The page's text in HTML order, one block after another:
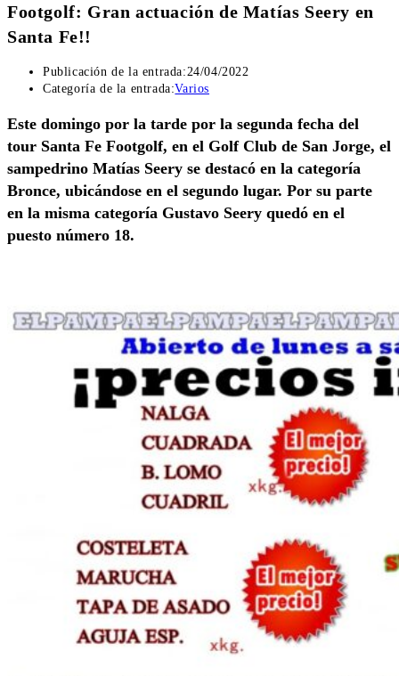
Footgolf: Gran actuación de Matías Seery en
Santa Fe!!
Publicación de la entrada:24/04/2022
Categoría de la entrada:Varios
Este domingo por la tarde por la segunda fecha del
tour Santa Fe Footgolf, en el Golf Club de San Jorge, el
sampedrino Matías Seery se destacó en la categoría
Bronce, ubicándose en el segundo lugar. Por su parte
en la misma categoría Gustavo Seery quedó en el
puesto número 18.